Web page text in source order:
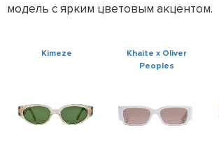
модель с ярким цветовым акцентом.
Kimeze
Khaite x Oliver
Peoples